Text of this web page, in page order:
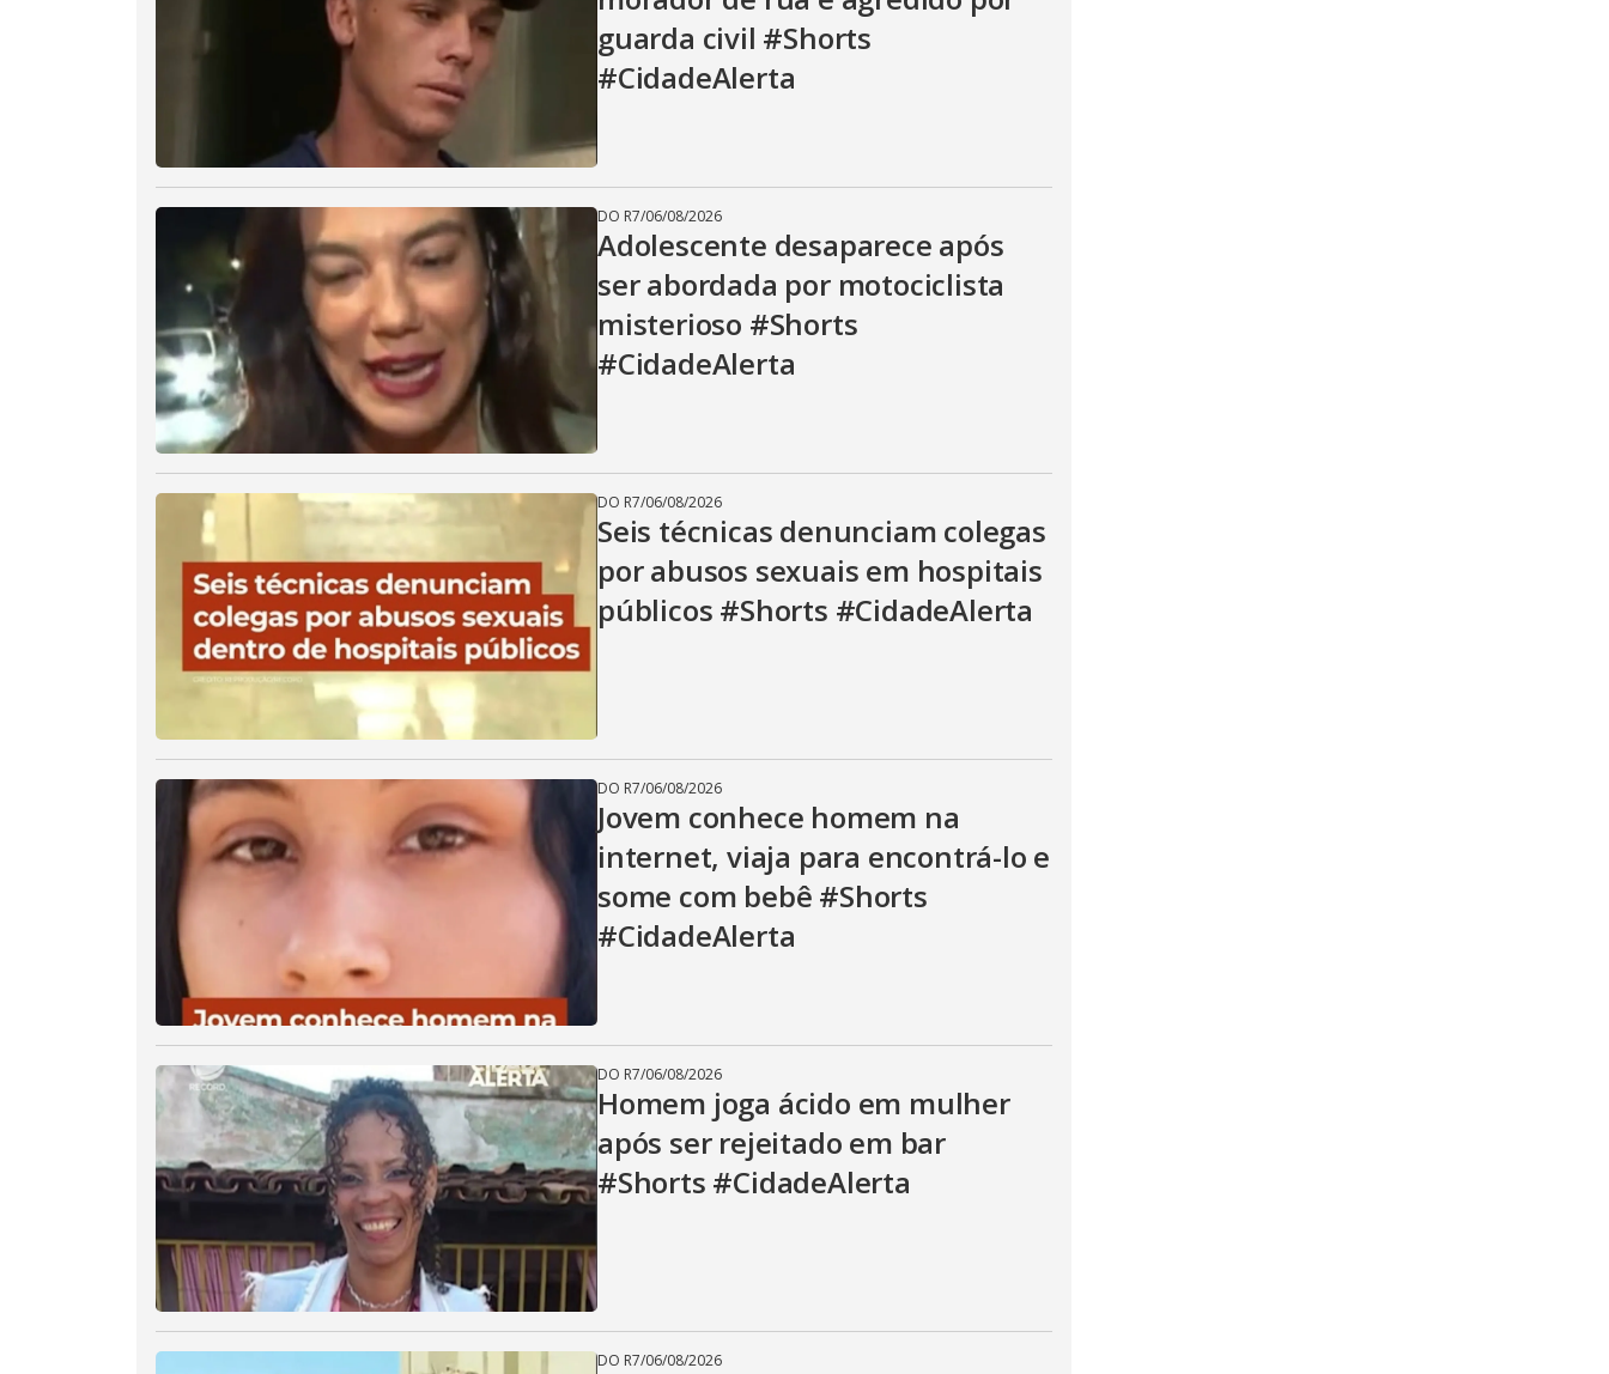
i
d
e
o
guarda civil #Shorts
#CidadeAlerta
DO R7/06/08/2026
Adolescente desaparece após
ser abordada por motociclista
misterioso #Shorts
#CidadeAlerta
DO R7/06/08/2026
Seis técnicas denunciam colegas
por abusos sexuais em hospitais
públicos #Shorts #CidadeAlerta
DO R7/06/08/2026
Jovem conhece homem na
internet, viaja para encontrá-lo e
some com bebê #Shorts
#CidadeAlerta
DO R7/06/08/2026
Homem joga ácido em mulher
após ser rejeitado em bar
#Shorts #CidadeAlerta
DO R7/06/08/2026